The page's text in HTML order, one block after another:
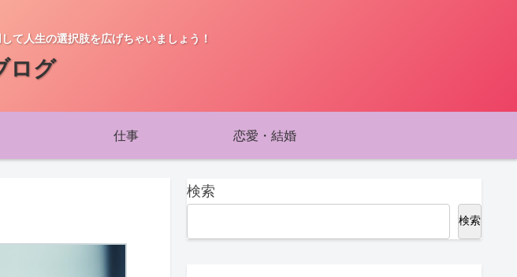
て人生の選択肢を広げちゃいましょう！
ログ
仕事 恋愛・結婚
検索
検索